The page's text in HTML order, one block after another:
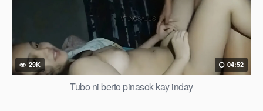
29K 04:52
Tubo ni berto pinasok kay inday